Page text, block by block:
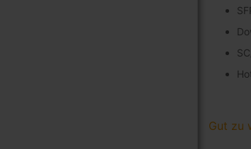
Gut zu